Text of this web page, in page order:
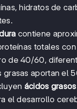
hidratos de
contiene
totales
de 40/60,
grasas aportan el
ácidos
el desarrollo